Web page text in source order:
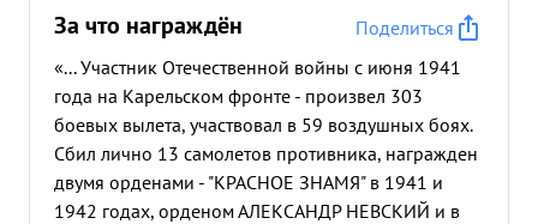
За что награждён
Поделиться
«... Участник Отечественной войны с июня 1941
года на Карельском фронте - произвел 303
боевых вылета, участвовал в 59 воздушных боях.
Сбил лично 13 самолетов противника, награжден
двумя орденами - "КРАСНОЕ ЗНАМЯ" в 1941 и
1942 годах, орденом АЛЕКСАНДР НЕВСКИЙ и в